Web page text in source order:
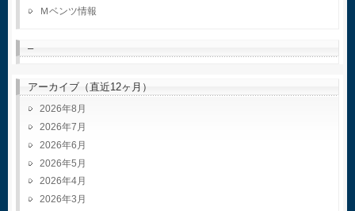
Ｍベンツ情報
–
アーカイブ（直近12ヶ月）
2026年8月
2026年7月
2026年6月
2026年5月
2026年4月
2026年3月